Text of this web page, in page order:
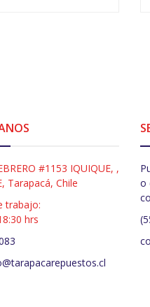
#1153 IQUIQUE, ,
Tarapacá, Chile
trabajo:
hrs
o